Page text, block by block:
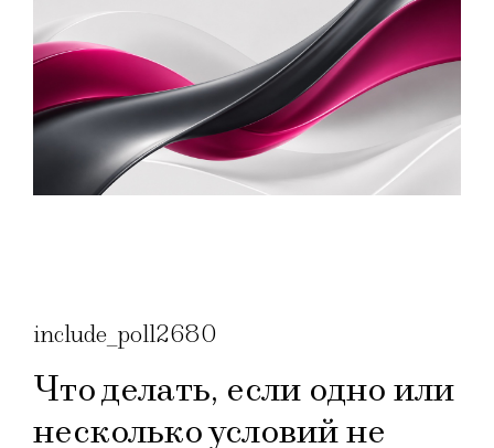
include_poll2680
Что делать, если одно или
несколько условий не